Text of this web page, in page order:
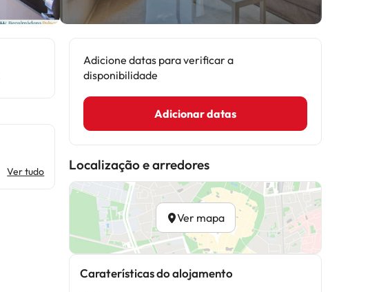
Ver tudo
Adicione datas para verificar a
disponibilidade
Adicionar datas
Localização e arredores
Ver mapa
Caraterísticas do alojamento